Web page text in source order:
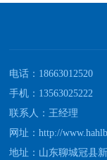
电话：18663012520
手机：13563025222
联系人：王经理
网址： http://
地址：山东聊城冠县